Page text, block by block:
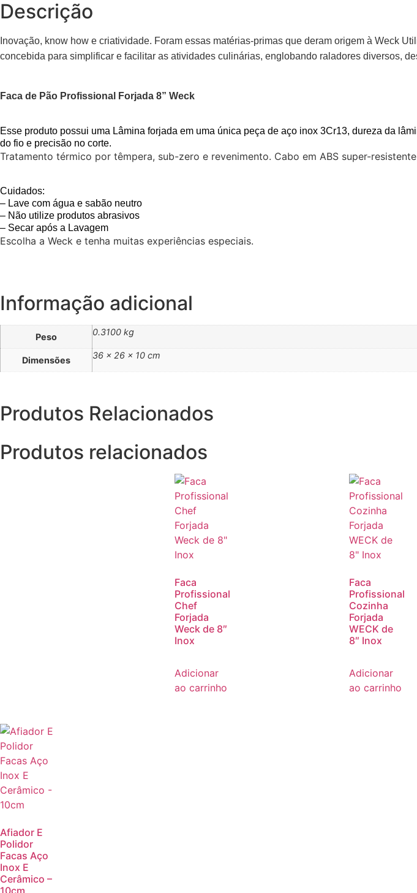
Descrição
Inovação, know how e criatividade. Foram essas matérias-primas que deram origem à Weck
concebida para simplificar e facilitar as atividades culinárias, englobando raladores diversos,
Faca de Pão Profissional Forjada 8” Weck
Esse produto possui uma Lâmina forjada em uma única peça de aço inox 3Cr13, dureza da
do fio e precisão no corte.
Tratamento térmico por têmpera, sub-zero e revenimento. Cabo em ABS super-
Cuidados:
– Lave com água e sabão neutro
– Não utilize produtos abrasivos
– Secar após a Lavagem
Escolha a Weck e tenha muitas experiências especiais.
Informação adicional
Peso 0.3100 kg
Dimensões 36 × 26 × 10 cm
Produtos Relacionados
Produtos relacionados
Faca
Profissional
Chef
Forjada
Weck de 8″
Inox
Adicionar
ao carrinho
Faca
Profissional
Cozinha
Forjada
WECK de
8″ Inox
Adicionar
ao carrinho
Afiador E
Polidor
Facas Aço
Inox E
Cerâmico –